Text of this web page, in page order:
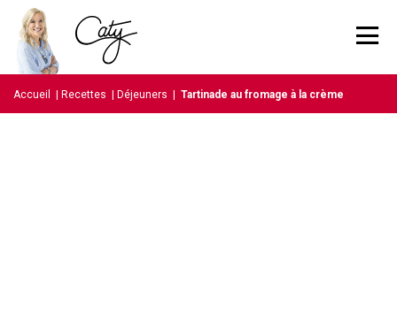
Accueil Recettes Déjeuners Tartinade au fromage à la crème